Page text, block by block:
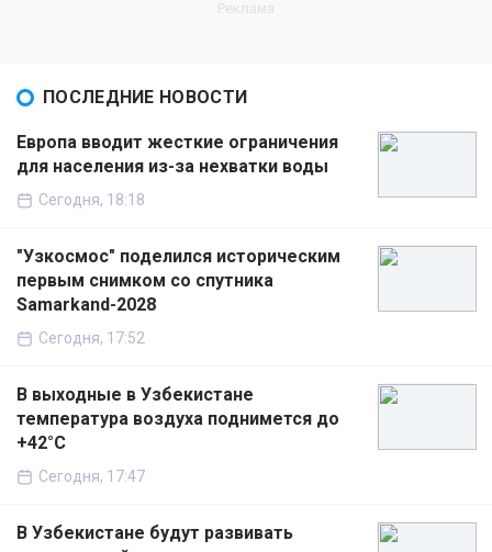
ПОСЛЕДНИЕ НОВОСТИ
Европа вводит жесткие ограничения
для населения из-за нехватки воды
Сегодня, 18:18
"Узкосмос" поделился историческим
первым снимком со спутника
Samarkand-2028
Сегодня, 17:52
В выходные в Узбекистане
температура воздуха поднимется до
+42°C
Сегодня, 17:47
В Узбекистане будут развивать